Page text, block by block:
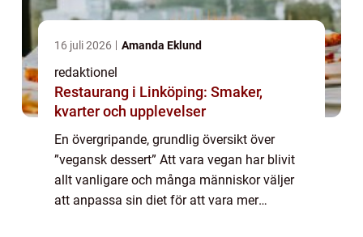
16 juli 2026 Amanda Eklund
redaktionel
Restaurang i Linköping: Smaker,
kvarter och upplevelser
En övergripande, grundlig översikt över
”vegansk dessert” Att vara vegan har blivit
allt vanligare och många människor väljer
att anpassa sin diet för att vara mer